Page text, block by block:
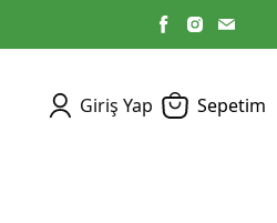
Giriş Yap Sepetim